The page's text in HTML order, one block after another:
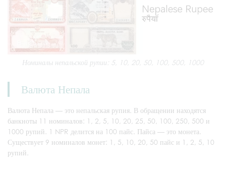
Номиналы непальской рупии: 5, 10, 20, 50, 100, 500, 1000
Валюта Непала
Валюта Непала — это непальская рупия. В обращении находятся
банкноты 11 номиналов: 1, 2, 5, 10, 20, 25, 50, 100, 250, 500 и
1000 рупий. 1 NPR делится на 100 пайс. Пайса — это монета.
Существует 9 номиналов монет: 1, 5, 10, 20, 50 пайс и 1, 2, 5, 10
рупий.